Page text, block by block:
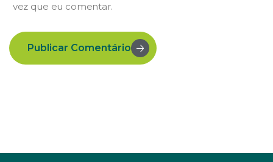
vez que eu comentar.
Publicar Comentário